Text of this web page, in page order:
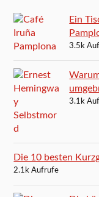
Ein
3.5k
3.1k
Die 10 besten
2.1k Aufrufe